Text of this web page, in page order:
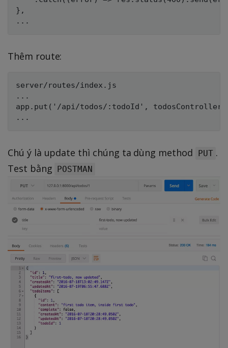
},
Thêm route:
server/routes/index.js
...
app.put('/api/todos/:todoId',
Chú ý là update thì chúng ta dùng method PUT .
Test bằng
POSTMAN